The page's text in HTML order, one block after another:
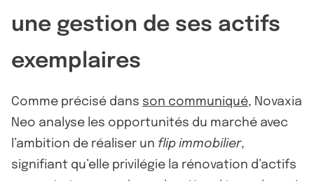
une gestion de ses actifs
exemplaires
Comme précisé dans son communiqué, Novaxia
Neo analyse les opportunités du marché avec
l’ambition de réaliser un flip immobilier,
signifiant qu’elle privilégie la rénovation d’actifs